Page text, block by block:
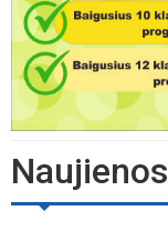
Naujienos